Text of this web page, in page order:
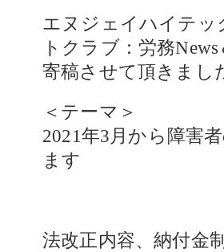
エヌジェイハイテッ
トクラブ：労務
寄稿させて頂きまし
＜テーマ＞
2021年3月から障害
ます
法改正内容、納付金